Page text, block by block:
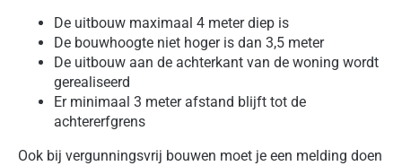
De uitbouw maximaal 4 meter diep is
De bouwhoogte niet hoger is dan 3,5 meter
De uitbouw aan de achterkant van de woning wordt
gerealiseerd
Er minimaal 3 meter afstand blijft tot de
achtererfgrens
Ook bij vergunningsvrij bouwen moet je een melding doen